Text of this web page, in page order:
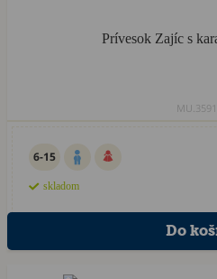
Prívesok Zajíc s
6-15
skladom